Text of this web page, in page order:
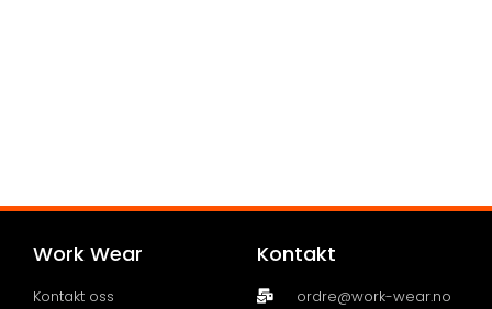
Work Wear
Kontakt oss
Kontakt
ordre@work-wear.no